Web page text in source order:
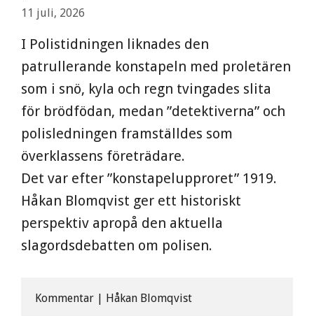
11 juli, 2026
I Polistidningen liknades den
patrullerande konstapeln med proletären
som i snö, kyla och regn tvingades slita
för brödfödan, medan ”detektiverna” och
polisledningen framställdes som
överklassens företrädare.
Det var efter ”konstapelupproret” 1919.
Håkan Blomqvist ger ett historiskt
perspektiv apropå den aktuella
slagordsdebatten om polisen.
Kommentar | Håkan Blomqvist